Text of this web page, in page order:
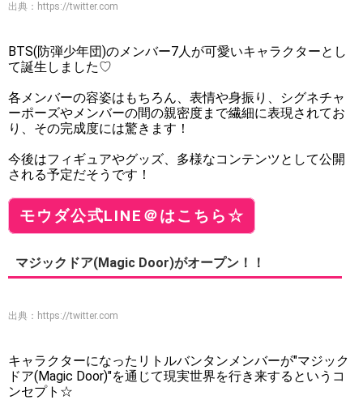
出典： https://twitter.com
BTS(防弾少年団)のメンバー7人が可愛いキャラクターとし
て誕生しました♡
各メンバーの容姿はもちろん、表情や身振り、シグネチャ
ーポーズやメンバーの間の親密度まで繊細に表現されてお
り、その完成度には驚きます！
今後はフィギュアやグッズ、多様なコンテンツとして公開
される予定だそうです！
モウダ公式LINE＠はこちら☆
マジックドア(Magic Door)がオープン！！
出典： https://twitter.com
キャラクターになったリトルバンタンメンバーが"マジック
ドア(Magic Door)"を通じて現実世界を行き来するというコ
ンセプト☆